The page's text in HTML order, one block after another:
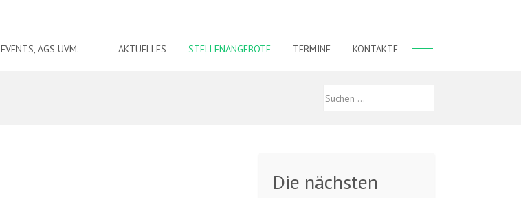
EVENTS, AGS UVM. AKTUELLES STELLENANGEBOTE TERMINE KONTAKTE Off-Canvas Toggle
Die nächsten